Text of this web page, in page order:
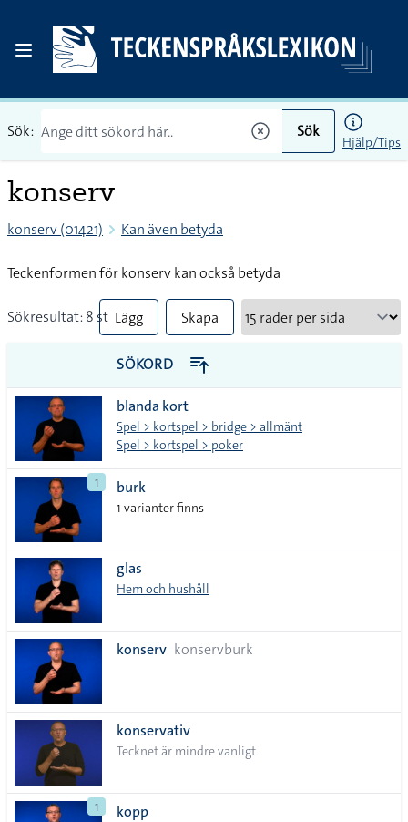
Sök: Sök
Hjälp/Tips
konserv
konserv (01421) Kan även betyda
Teckenformen för konserv kan också betyda
Sökresultat: 8 st Lägg
till
alla i
lista
Skapa
PDF
SÖKORD
blanda kort
Spel > kortspel > bridge > allmänt
Spel > kortspel > poker
1 burk
1 varianter finns
glas
Hem och hushåll
konserv konservburk
konservativ
Tecknet är mindre vanligt
1 kopp